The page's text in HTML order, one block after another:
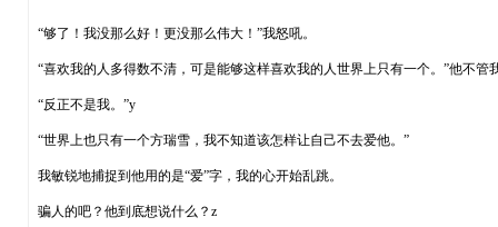
“够了！我没那么好！更没那么伟大！”我怒吼。
“喜欢我的人多得数不清，可是能够这样喜欢我的人世界上只有一个。”他不管
“反正不是我。”y
“世界上也只有一个方瑞雪，我不知道该怎样让自己不去爱他。”
我敏锐地捕捉到他用的是“爱”字，我的心开始乱跳。
骗人的吧？他到底想说什么？z